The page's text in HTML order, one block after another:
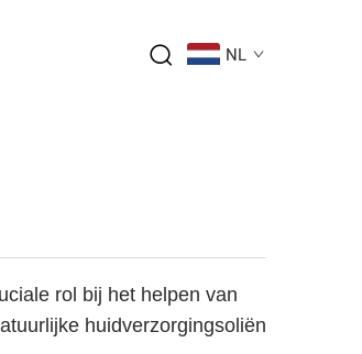
NL
rol bij het helpen van
huidverzorgingsoliën